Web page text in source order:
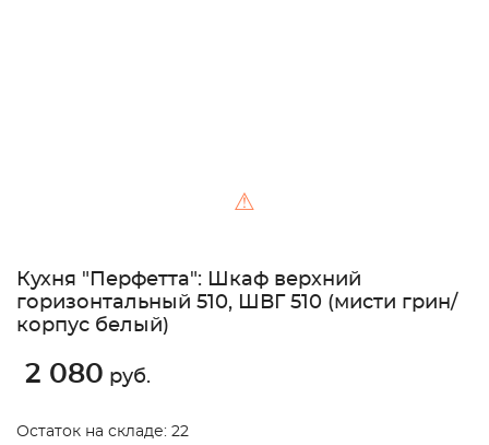
⚠
Кухня "Перфетта": Шкаф верхний
горизонтальный 510, ШВГ 510 (мисти грин/
корпус белый)
2 080 руб.
Остаток на складе: 22